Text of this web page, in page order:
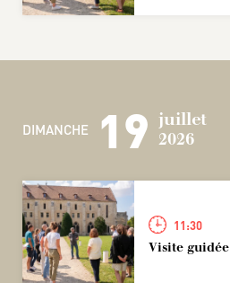
DIMANCHE 19 juillet
2026
11:30
Visite guidée